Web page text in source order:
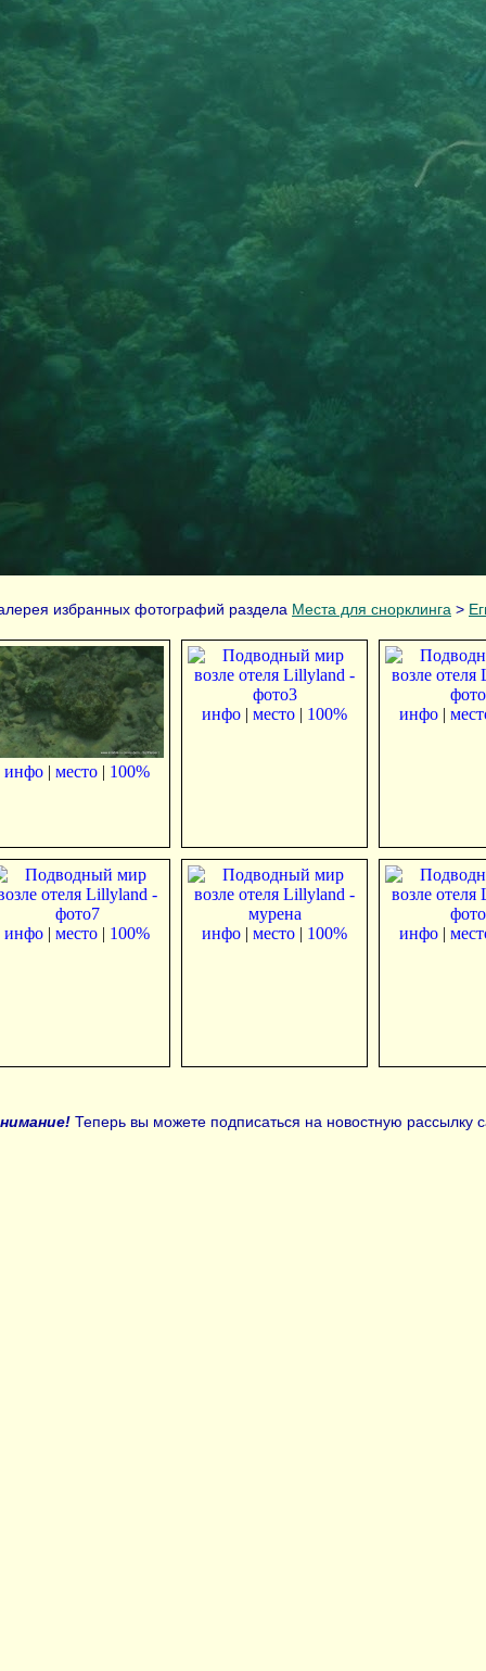
избранных фотографий раздела Места для снорклинга >
инфо | место | 100%
инфо | место | 100% инфо |
инфо | место | 100% инфо | место | 100% инфо |
Теперь вы можете подписаться на новостную